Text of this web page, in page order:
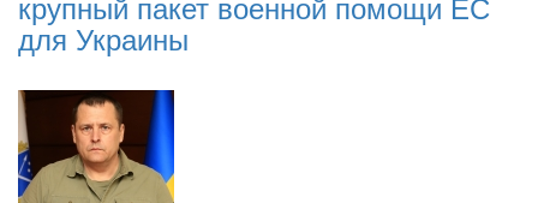
разі мобілізації поліціянтів на